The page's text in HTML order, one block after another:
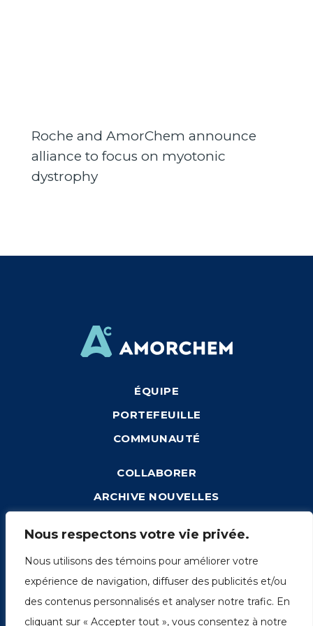
Nous respectons votre vie privée.
Nous utilisons des témoins pour améliorer votre
expérience de navigation, diffuser des publicités et/ou
des contenus personnalisés et analyser notre trafic. En
cliquant sur « Accepter tout », vous consentez à notre
Roche and AmorChem announce
alliance to focus on myotonic
dystrophy
ÉQUIPE
PORTEFEUILLE
COMMUNAUTÉ
COLLABORER
ARCHIVE NOUVELLES
Montréal (Québec) H3H 2A1